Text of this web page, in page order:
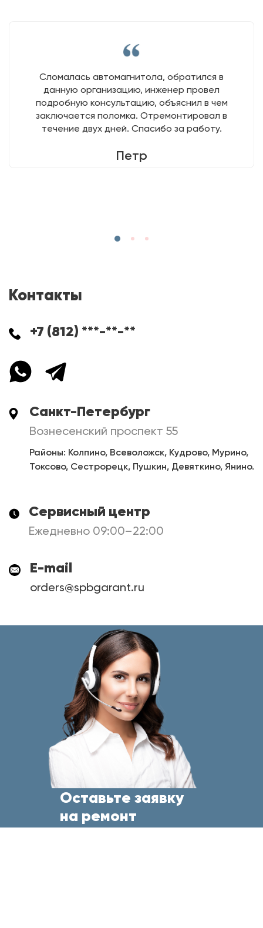
Сломалась автомагнитола, обратился в
данную организацию, инженер провел
подробную консультацию, объяснил в чем
заключается поломка. Отремонтировал в
течение двух дней. Спасибо за работу.
Петр
Контакты
+7 (812) ***-**-**
Санкт-Петербург
Вознесенский проспект 55
Районы: Колпино, Всеволожск, Кудрово, Мурино,
Токсово, Сестрорецк, Пушкин, Девяткино, Янино.
Сервисный центр
Ежедневно 09:00–22:00
E-mail
orders@spbgarant.ru
Оставьте заявку
на ремонт